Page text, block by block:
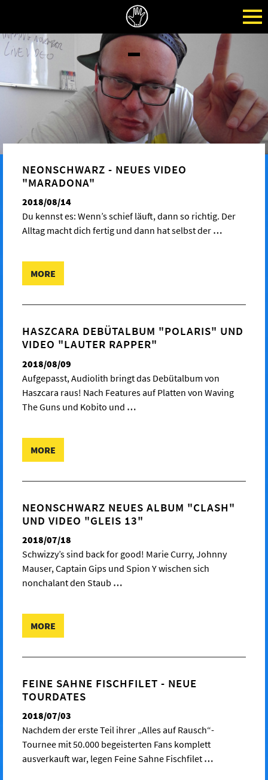
NEONSCHWARZ - NEUES VIDEO
"MARADONA"
2018/08/14
Du kennst es: Wenn’s schief läuft, dann so richtig. Der
Alltag macht dich fertig und dann hat selbst der …
MORE
HASZCARA DEBÜTALBUM "POLARIS" UND
VIDEO "LAUTER RAPPER"
2018/08/09
Aufgepasst, Audiolith bringt das Debütalbum von
Haszcara raus! Nach Features auf Platten von Waving
The Guns und Kobito und …
MORE
NEONSCHWARZ NEUES ALBUM "CLASH"
UND VIDEO "GLEIS 13"
2018/07/18
Schwizzy’s sind back for good! Marie Curry, Johnny
Mauser, Captain Gips und Spion Y wischen sich
nonchalant den Staub …
MORE
FEINE SAHNE FISCHFILET - NEUE
TOURDATES
2018/07/03
Nachdem der erste Teil ihrer „Alles auf Rausch“-
Tournee mit 50.000 begeisterten Fans komplett
ausverkauft war, legen Feine Sahne Fischfilet …